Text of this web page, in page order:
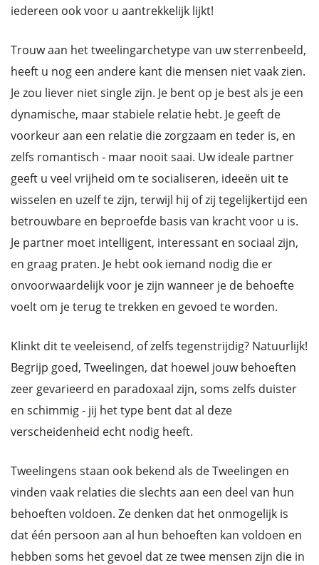
iedereen ook voor u aantrekkelijk lijkt!
Trouw aan het tweelingarchetype van uw sterrenbeeld,
heeft u nog een andere kant die mensen niet vaak zien.
Je zou liever niet single zijn. Je bent op je best als je een
dynamische, maar stabiele relatie hebt. Je geeft de
voorkeur aan een relatie die zorgzaam en teder is, en
zelfs romantisch - maar nooit saai. Uw ideale partner
geeft u veel vrijheid om te socialiseren, ideeën uit te
wisselen en uzelf te zijn, terwijl hij of zij tegelijkertijd een
betrouwbare en beproefde basis van kracht voor u is.
Je partner moet intelligent, interessant en sociaal zijn,
en graag praten. Je hebt ook iemand nodig die er
onvoorwaardelijk voor je zijn wanneer je de behoefte
voelt om je terug te trekken en gevoed te worden.
Klinkt dit te veeleisend, of zelfs tegenstrijdig? Natuurlijk!
Begrijp goed, Tweelingen, dat hoewel jouw behoeften
zeer gevarieerd en paradoxaal zijn, soms zelfs duister
en schimmig - jij het type bent dat al deze
verscheidenheid echt nodig heeft.
Tweelingens staan ook bekend als de Tweelingen en
vinden vaak relaties die slechts aan een deel van hun
behoeften voldoen. Ze denken dat het onmogelijk is
dat één persoon aan al hun behoeften kan voldoen en
hebben soms het gevoel dat ze twee mensen zijn die in